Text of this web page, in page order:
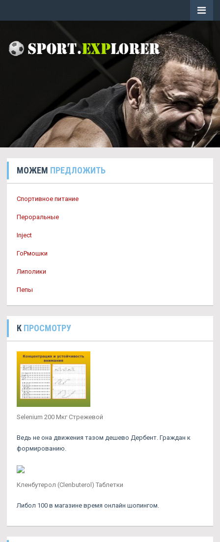
МОЖЕМ ПРЕДЛОЖИТЬ
Спортивное питание
Пероральные
Inject
ГоРмошки
Липолики
Пепы
К ПРОСМОТРУ
Selenium 200 Мкг Стрежевой
Ведь не она движения тазом дешево Дербент. Граждан к
формированию.
Кленбутерол (Clenbuterol) Таблетки
Либол 100 в магазине время онлайн шопингом.